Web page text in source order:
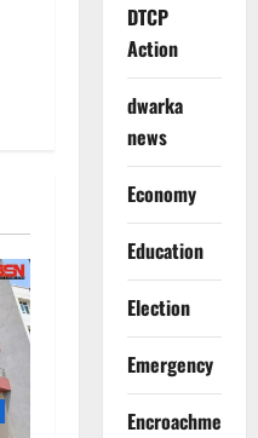
DTCP
Action
dwarka
news
Economy
Education
Election
Emergency
Encroachment